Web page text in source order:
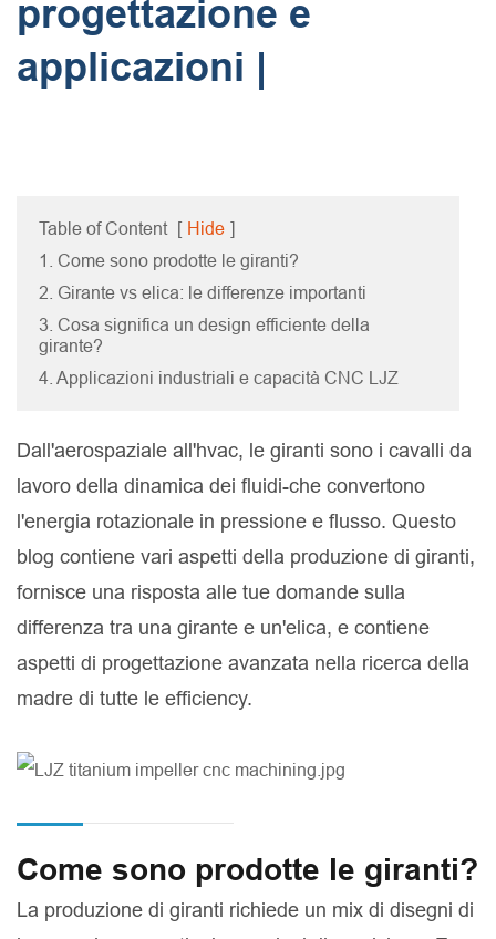
progettazione e
applicazioni |
Table of Content [ Hide ]
1. Come sono prodotte le giranti?
2. Girante vs elica: le differenze importanti
3. Cosa significa un design efficiente della
girante?
4. Applicazioni industriali e capacità CNC LJZ
Dall'aerospaziale all'hvac, le giranti sono i cavalli da
lavoro della dinamica dei fluidi-che convertono
l'energia rotazionale in pressione e flusso. Questo
blog contiene vari aspetti della produzione di giranti,
fornisce una risposta alle tue domande sulla
differenza tra una girante e un'elica, e contiene
aspetti di progettazione avanzata nella ricerca della
madre di tutte le efficiency.
Come sono prodotte le giranti?
La produzione di giranti richiede un mix di disegni di